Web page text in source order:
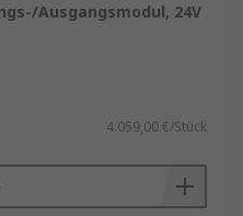
Ausgangsmodul, 24V
4.059,00 €/Stück